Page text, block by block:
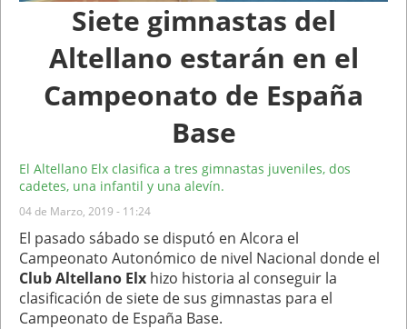
Siete gimnastas del
Altellano estarán en el
Campeonato de España
Base
El Altellano Elx clasifica a tres gimnastas juveniles, dos
cadetes, una infantil y una alevín.
04 de Marzo, 2019 - 11:24
El pasado sábado se disputó en Alcora el
Campeonato Autonómico de nivel Nacional donde el
Club Altellano Elx hizo historia al conseguir la
clasificación de siete de sus gimnastas para el
Campeonato de España Base.